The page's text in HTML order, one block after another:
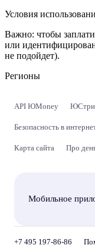
Условия
Важно: чтобы
или
не подойдет).
Регионы
API ЮMoney
Безопасность в
Карта сайта Про
Мобильное
+7 495 197-86-86